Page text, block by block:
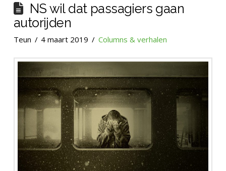
NS wil dat passagiers gaan
autorijden
Teun 4 maart 2019 Columns & verhalen